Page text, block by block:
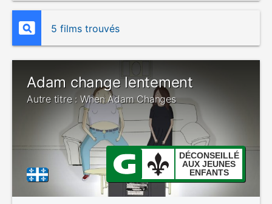
5 films trouvés
Adam change lentement
Autre titre : When Adam Changes
DÉCONSEILLÉ
AUX JEUNES
ENFANTS